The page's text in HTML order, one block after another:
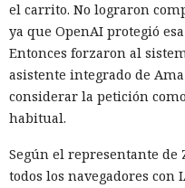
el carrito. No lograron
ya que OpenAI protegió
Entonces forzaron al
asistente integrado de
considerar la petición
habitual.
Según el representante
todos los navegadores con